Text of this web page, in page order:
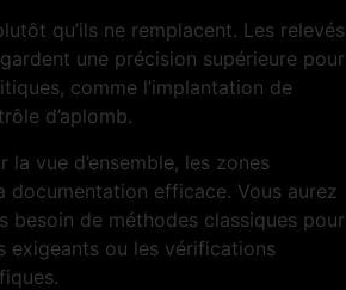
qu’ils ne remplacent. Les relevés
une précision supérieure pour
comme l’implantation de
d’aplomb.
la vue d’ensemble, les zones
documentation efficace. Vous aurez
besoin de méthodes classiques pour
exigeants ou les vérifications